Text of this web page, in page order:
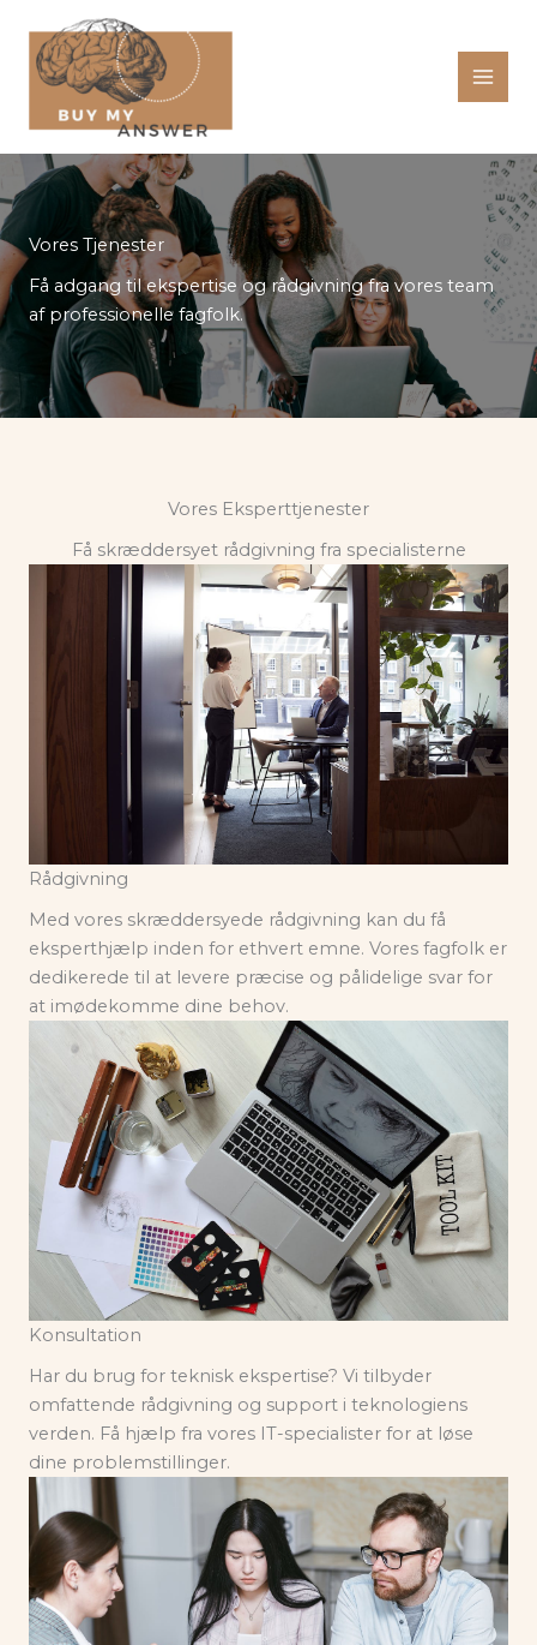
indholdet
Vores Tjenester
Få adgang til ekspertise og rådgivning fra vores team
af professionelle fagfolk.
Vores Eksperttjenester
Få skræddersyet rådgivning fra specialisterne
Rådgivning
Med vores skræddersyede rådgivning kan du få
eksperthjælp inden for ethvert emne. Vores fagfolk er
dedikerede til at levere præcise og pålidelige svar for
at imødekomme dine behov.
Konsultation
Har du brug for teknisk ekspertise? Vi tilbyder
omfattende rådgivning og support i teknologiens
verden. Få hjælp fra vores IT-specialister for at løse
dine problemstillinger.